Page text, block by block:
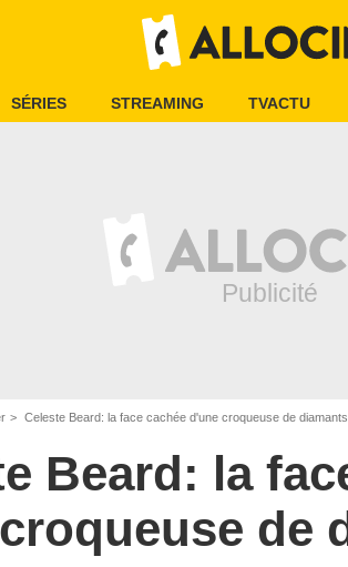
SÉRIES STREAMING TVACTU
Celeste Beard: la face cachée d'une croqueuse de
Beard: la
croqueuse de